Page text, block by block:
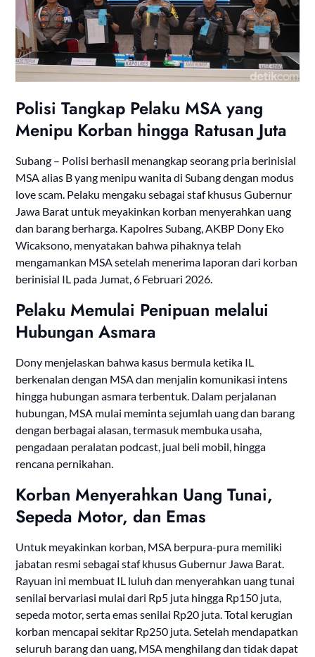
Polisi Tangkap Pelaku MSA yang
Menipu Korban hingga Ratusan Juta
Subang – Polisi berhasil menangkap seorang pria berinisial
MSA alias B yang menipu wanita di Subang dengan modus
love scam. Pelaku mengaku sebagai staf khusus Gubernur
Jawa Barat untuk meyakinkan korban menyerahkan uang
dan barang berharga. Kapolres Subang, AKBP Dony Eko
Wicaksono, menyatakan bahwa pihaknya telah
mengamankan MSA setelah menerima laporan dari korban
berinisial IL pada Jumat, 6 Februari 2026.
Pelaku Memulai Penipuan melalui
Hubungan Asmara
Dony menjelaskan bahwa kasus bermula ketika IL
berkenalan dengan MSA dan menjalin komunikasi intens
hingga hubungan asmara terbentuk. Dalam perjalanan
hubungan, MSA mulai meminta sejumlah uang dan barang
dengan berbagai alasan, termasuk membuka usaha,
pengadaan peralatan podcast, jual beli mobil, hingga
rencana pernikahan.
Korban Menyerahkan Uang Tunai,
Sepeda Motor, dan Emas
Untuk meyakinkan korban, MSA berpura-pura memiliki
jabatan resmi sebagai staf khusus Gubernur Jawa Barat.
Rayuan ini membuat IL luluh dan menyerahkan uang tunai
senilai bervariasi mulai dari Rp5 juta hingga Rp150 juta,
sepeda motor, serta emas senilai Rp20 juta. Total kerugian
korban mencapai sekitar Rp250 juta. Setelah mendapatkan
seluruh barang dan uang, MSA menghilang dan tidak dapat